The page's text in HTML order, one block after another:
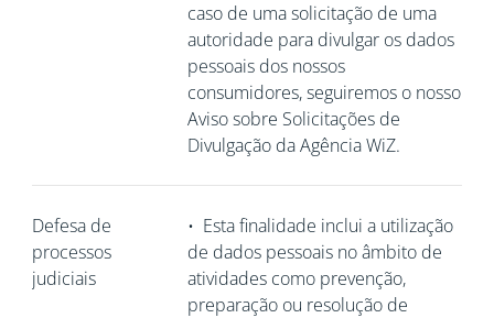
caso de uma solicitação de uma
autoridade para divulgar os dados
pessoais dos nossos
consumidores, seguiremos o nosso
Aviso sobre Solicitações de
Divulgação da Agência WiZ.
Defesa de
processos
judiciais
• Esta finalidade inclui a utilização
de dados pessoais no âmbito de
atividades como prevenção,
preparação ou resolução de